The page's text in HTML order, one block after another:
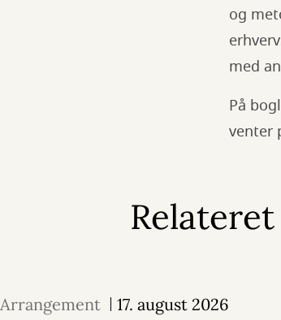
og
med
På
venter
Arrangement 17. august 2026